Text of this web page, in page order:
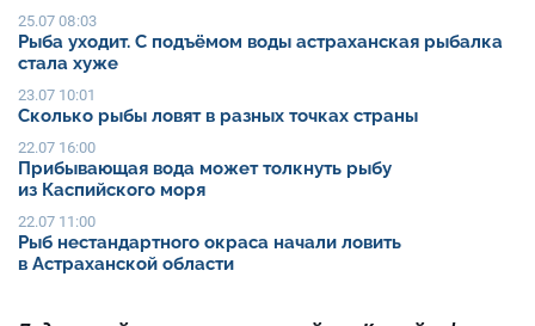
25.07 08:03
Рыба уходит. С подъёмом воды астраханская рыбалка
стала хуже
23.07 10:01
Сколько рыбы ловят в разных точках страны
22.07 16:00
Прибывающая вода может толкнуть рыбу
из Каспийского моря
22.07 11:00
Рыб нестандартного окраса начали ловить
в Астраханской области